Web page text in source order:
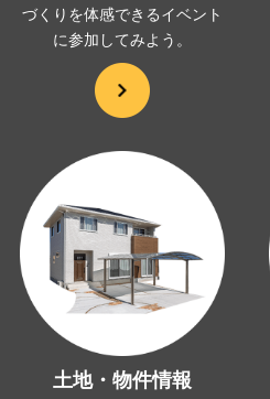
づくりを体感できるイベント
に参加してみよう。
土地・物件情報